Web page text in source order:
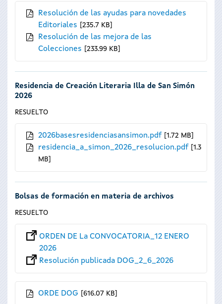
Resolución de las ayudas para novedades
Editoriales
235.7 KB
Resolución de las mejora de las
Colecciones
233.99 KB
Residencia de Creación Literaria Illa de San Simón
2026
RESUELTO
2026basesresidenciasansimon.pdf 1.72 MB
residencia_a_simon_2026_resolucion.pdf
1.3
MB
Bolsas de formación en materia de archivos
RESUELTO
ORDEN DE La CONVOCATORIA_12 ENERO
2026
Resolución publicada DOG_2_6_2026
ORDE DOG 616.07 KB